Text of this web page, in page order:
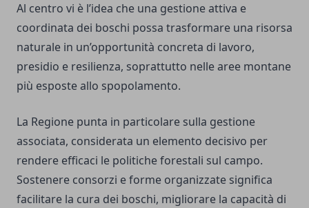
Al centro vi è l’idea che una gestione attiva e
coordinata dei boschi possa trasformare una risorsa
naturale in un’opportunità concreta di lavoro,
presidio e resilienza, soprattutto nelle aree montane
più esposte allo spopolamento.
La Regione punta in particolare sulla gestione
associata, considerata un elemento decisivo per
rendere efficaci le politiche forestali sul campo.
Sostenere consorzi e forme organizzate significa
facilitare la cura dei boschi, migliorare la capacità di